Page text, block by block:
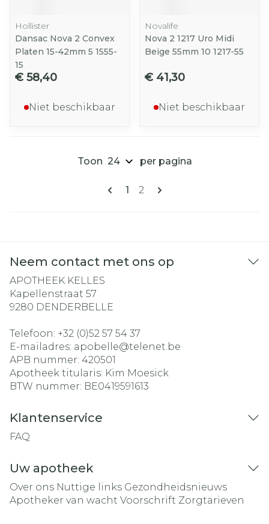
Hollister
Dansac Nova 2 Convex
Platen 15-42mm 5 1555-
15
€ 58,40
Niet beschikbaar
Novalife
Nova 2 1217 Uro Midi
Beige 55mm 10 1217-55
€ 41,30
Niet beschikbaar
Pagina's
U lees momenteel pagina
1 Pagina
2
Toon per pagina
Neem contact met ons op
APOTHEEK KELLES
Kapellenstraat 57
9280 DENDERBELLE
Telefoon: +32 (0)52 57 54 37
E-mailadres: apobelle@telenet.be
APB nummer: 420501
Apotheek titularis: Kim Moesick
BTW nummer: BE0419591613
Klantenservice
FAQ
Uw apotheek
Over ons Nuttige links Gezondheidsnieuws
Apotheker van wacht Voorschrift Zorgtarieven